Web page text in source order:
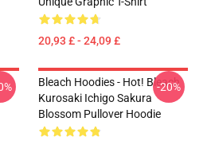
20,93 £ - 24,09 £
Bleach Hoodies - Hot! Bleach
Kurosaki Ichigo Sakura
Blossom Pullover Hoodie
-20%